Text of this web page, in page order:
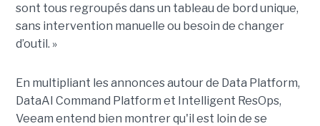
sont tous regroupés dans un tableau de bord unique,
sans intervention manuelle ou besoin de changer
d’outil. »
En multipliant les annonces autour de Data Platform,
DataAI Command Platform et Intelligent ResOps,
Veeam entend bien montrer qu'il est loin de se